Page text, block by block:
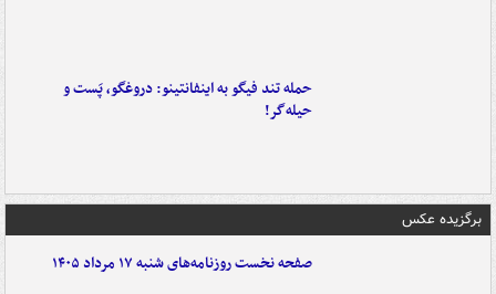
حمله تند فیگو به اینفانتینو: دروغگو، پَست‌ و
حیله‌گر!
برگزیده عکس
صفحه نخست روزنامه‌های شنبه ۱۷ مرداد ۱۴۰۵